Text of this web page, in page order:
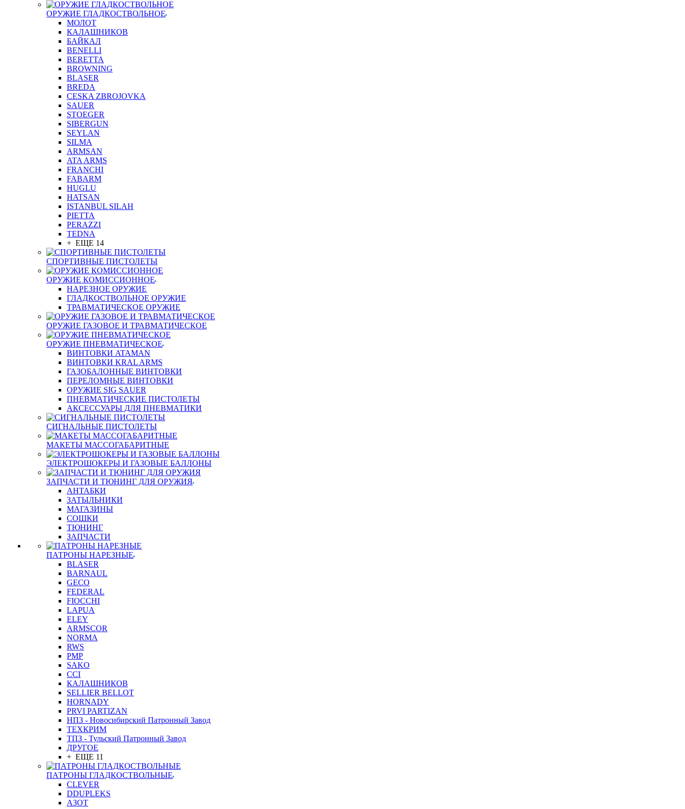
ОРУЖИЕ ГЛАДКОСТВОЛЬНОЕ
МОЛОТ
КАЛАШНИКОВ
БАЙКАЛ
BENELLI
BERETTA
BROWNING
BLASER
BREDA
CESKA ZBROJOVKA
SAUER
STOEGER
SIBERGUN
SEYLAN
SILMA
ARMSAN
ATA ARMS
FRANCHI
FABARM
HUGLU
HATSAN
ISTANBUL SILAH
PIETTA
PERAZZI
TEDNA
+ ЕЩЕ 14
СПОРТИВНЫЕ ПИСТОЛЕТЫ
ОРУЖИЕ КОМИССИОННОЕ
НАРЕЗНОЕ ОРУЖИЕ
ГЛАДКОСТВОЛЬНОЕ ОРУЖИЕ
ТРАВМАТИЧЕСКОЕ ОРУЖИЕ
ОРУЖИЕ ГАЗОВОЕ И ТРАВМАТИЧЕСКОЕ
ОРУЖИЕ ПНЕВМАТИЧЕСКОЕ
ВИНТОВКИ ATAMAN
ВИНТОВКИ KRAL ARMS
ГАЗОБАЛОННЫЕ ВИНТОВКИ
ПЕРЕЛОМНЫЕ ВИНТОВКИ
ОРУЖИЕ SIG SAUER
ПНЕВМАТИЧЕСКИЕ ПИСТОЛЕТЫ
АКСЕССУАРЫ ДЛЯ ПНЕВМАТИКИ
СИГНАЛЬНЫЕ ПИСТОЛЕТЫ
МАКЕТЫ МАССОГАБАРИТНЫЕ
ЭЛЕКТРОШОКЕРЫ И ГАЗОВЫЕ БАЛЛОНЫ
ЗАПЧАСТИ И ТЮНИНГ ДЛЯ ОРУЖИЯ
АНТАБКИ
ЗАТЫЛЬНИКИ
МАГАЗИНЫ
СОШКИ
ТЮНИНГ
ЗАПЧАСТИ
ПАТРОНЫ НАРЕЗНЫЕ
BLASER
BARNAUL
GEСO
FEDERAL
FIOCCHI
LAPUA
ELEY
ARMSCOR
NORMA
RWS
PMP
SAKO
CCI
КАЛАШНИКОВ
SELLIER BELLOT
HORNADY
PRVI PARTIZAN
НПЗ - Новосибирский Патронный Завод
ТЕХКРИМ
ТПЗ - Тульский Патронный Завод
ДРУГОЕ
+ ЕЩЕ 11
ПАТРОНЫ ГЛАДКОСТВОЛЬНЫЕ
CLEVER
DDUPLEKS
АЗОТ